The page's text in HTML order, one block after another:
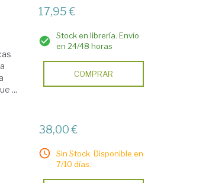
...
17,95 €
Stock en librería. Envío
en 24/48 horas
COMPRAR
38,00 €
Sin Stock. Disponible en
7/10 días.